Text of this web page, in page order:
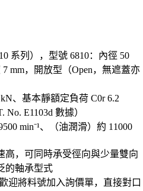
系列），型號 6810：內徑 50
mm，開放型（Open，無遮蓋亦
、基本靜額定負荷 C0r 6.2
E1103d 數據）
min⁻¹、（油潤滑）約 11000
高，可同時承受徑向與少量雙向
的軸承型式
迎將料號加入詢價單，直接對口